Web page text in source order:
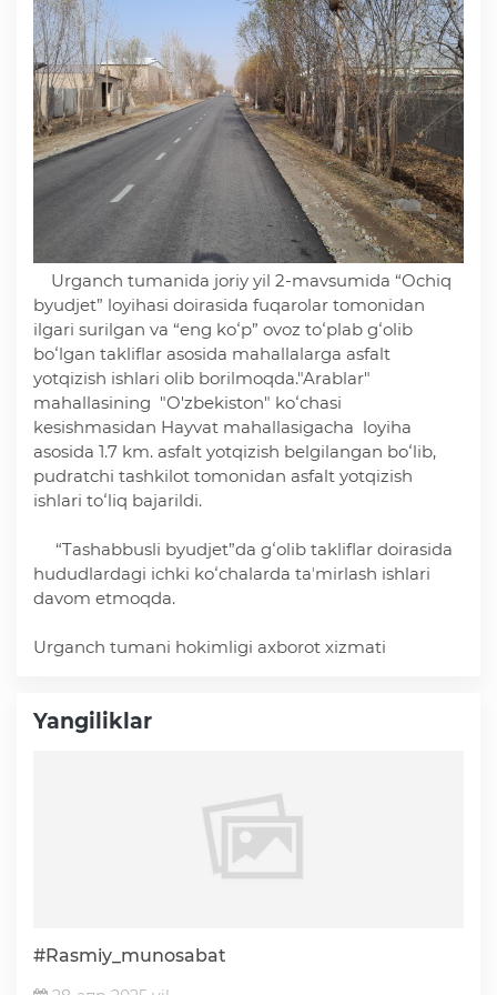
Deputatlar faoliyati
Korrupsiyaga qarshi kurash
Murojaat uchun
Korrupsiyaga qarshi kurashish bo'yicha idoraviy
hujjatlar
Korrupsiyaga qarshi kurashish bo'yicha amalga
oshirayotgan ishlar
Ochiq ma'lumotlar
«Elektron hukumat» tizimi
Ochiq budjet ma'lumotlar
Davlat xizmatlar yangona reestri
Urganch tumanida joriy yil 2-mavsumida “Ochiq
byudjet” loyihasi doirasida fuqarolar tomonidan
ilgari surilgan va “eng koʻp” ovoz toʻplab gʻolib
boʻlgan takliflar asosida mahallalarga asfalt
yotqizish ishlari olib borilmoqda."Arablar"
mahallasining "O'zbekiston" koʻchasi
kesishmasidan Hayvat mahallasigacha loyiha
asosida 1.7 km. asfalt yotqizish belgilangan boʻlib,
pudratchi tashkilot tomonidan asfalt yotqizish
ishlari toʻliq bajarildi.
“Tashabbusli byudjet”da gʻolib takliflar doirasida
hududlardagi ichki koʻchalarda taʼmirlash ishlari
davom etmoqda.
Urganch tumani hokimligi axborot xizmati
Yangiliklar
#Rasmiy_munosabat